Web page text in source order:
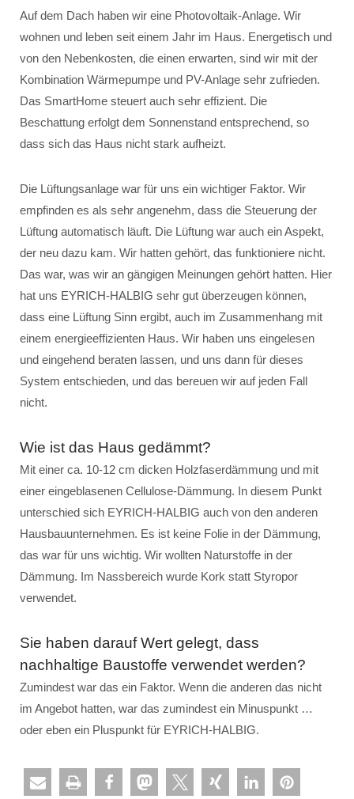
Auf dem Dach haben wir eine Photovoltaik-Anlage. Wir
wohnen und leben seit einem Jahr im Haus. Energetisch und
von den Nebenkosten, die einen erwarten, sind wir mit der
Kombination Wärmepumpe und PV-Anlage sehr zufrieden.
Das SmartHome steuert auch sehr effizient. Die
Beschattung erfolgt dem Sonnenstand entsprechend, so
dass sich das Haus nicht stark aufheizt.
Die Lüftungsanlage war für uns ein wichtiger Faktor. Wir
empfinden es als sehr angenehm, dass die Steuerung der
Lüftung automatisch läuft. Die Lüftung war auch ein Aspekt,
der neu dazu kam. Wir hatten gehört, das funktioniere nicht.
Das war, was wir an gängigen Meinungen gehört hatten. Hier
hat uns EYRICH-HALBIG sehr gut überzeugen können,
dass eine Lüftung Sinn ergibt, auch im Zusammenhang mit
einem energieeffizienten Haus. Wir haben uns eingelesen
und eingehend beraten lassen, und uns dann für dieses
System entschieden, und das bereuen wir auf jeden Fall
nicht.
Wie ist das Haus gedämmt?
Mit einer ca. 10-12 cm dicken Holzfaserdämmung und mit
einer eingeblasenen Cellulose-Dämmung. In diesem Punkt
unterschied sich EYRICH-HALBIG auch von den anderen
Hausbauunternehmen. Es ist keine Folie in der Dämmung,
das war für uns wichtig. Wir wollten Naturstoffe in der
Dämmung. Im Nassbereich wurde Kork statt Styropor
verwendet.
Sie haben darauf Wert gelegt, dass
nachhaltige Baustoffe verwendet werden?
Zumindest war das ein Faktor. Wenn die anderen das nicht
im Angebot hatten, war das zumindest ein Minuspunkt …
oder eben ein Pluspunkt für EYRICH-HALBIG.